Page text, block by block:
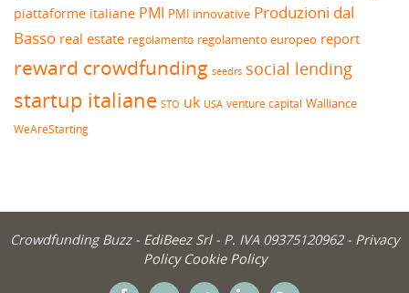
piattaforme italiane PMI PMI innovative Produzioni dal
Basso real estate regolamento regolamento europeo report
reward crowdfunding seedrs social lending
startup italiane STO uk USA venture capital Walliance
WeAreStarting
Crowdfunding Buzz - EdiBeez Srl - P. IVA 09375120962 - Privacy
Policy Cookie Policy